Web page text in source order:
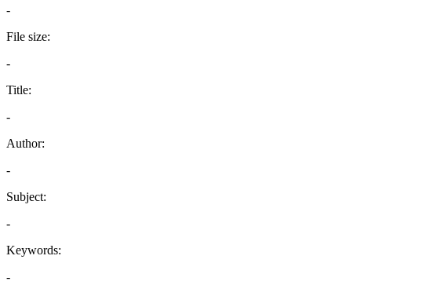
-
File size:
-
Title:
-
Author:
-
Subject:
-
Keywords:
-